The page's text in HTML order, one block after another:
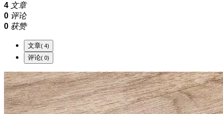
4 文章
0 评论
0 获赞
文章 ( 4)
评论 ( 0)